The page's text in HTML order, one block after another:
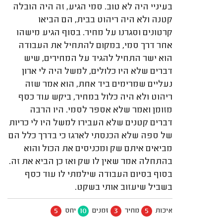
בעיניי היה לא טוב. סמי הגיע, זה היה הובלה
קטנה ולא היה ריהוט בבית, הם הביאו
קרטונים וסגרנו על מחיר. בסוף הגיע מישהו
אחר דרך סמי, במקום להתחיל את העבודה
הוא ישר התחיל להגיד על המחירים, שיש
דברים שלא היו כלולים, למשל היה לי ארון
נעליים שמרימים ביד אחת, הוא אמר שזה
ריהוט ולא היה כלול במחיר, ביקש עוד כסף
מזומן ואמר שלא אספר לסמי. היו הרבה
דברים קטנים שלא העבירו למשל היו לי כריות
של ספה שלא הכנסתי לארגז כי בדרך כלל הם
מביאים איתם שק ומכניסים את הכול והוא
בהתחלה אמר שאין לו שק ואז כן הביא את זה.
בסוף בסיום העבודה שילמתי לו עוד כסף
בשביל שיעזוב אותי בשקט.
איכות 5 מחיר 3 זמנים 10 יחס 5